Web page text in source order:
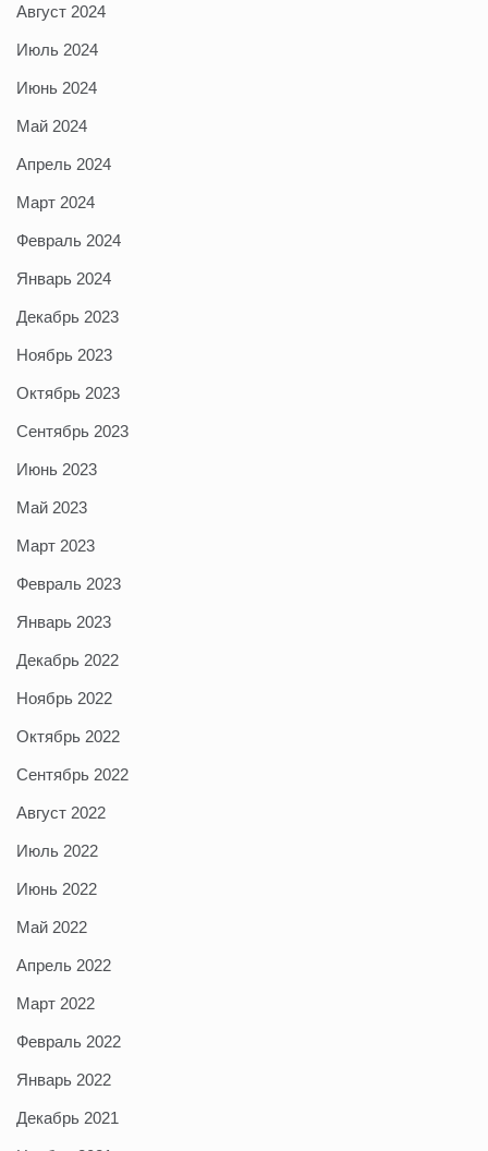
Август 2024
Июль 2024
Июнь 2024
Май 2024
Апрель 2024
Март 2024
Февраль 2024
Январь 2024
Декабрь 2023
Ноябрь 2023
Октябрь 2023
Сентябрь 2023
Июнь 2023
Май 2023
Март 2023
Февраль 2023
Январь 2023
Декабрь 2022
Ноябрь 2022
Октябрь 2022
Сентябрь 2022
Август 2022
Июль 2022
Июнь 2022
Май 2022
Апрель 2022
Март 2022
Февраль 2022
Январь 2022
Декабрь 2021